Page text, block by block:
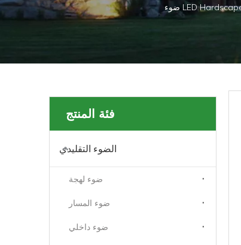
فئة المنتج
الضوء التقليدي
ضوء لهجة
ضوء المسار
ضوء داخلي